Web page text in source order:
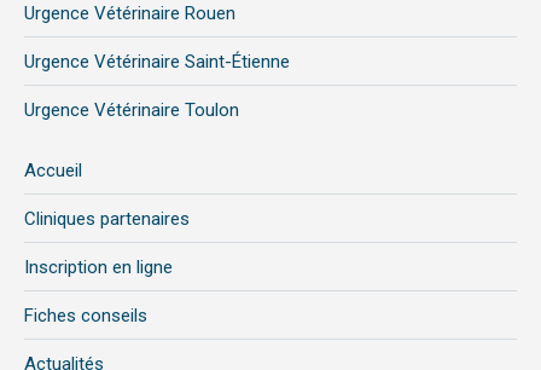
Urgence Vétérinaire Rouen
Urgence Vétérinaire Saint-Étienne
Urgence Vétérinaire Toulon
Accueil
Cliniques partenaires
Inscription en ligne
Fiches conseils
Actualités